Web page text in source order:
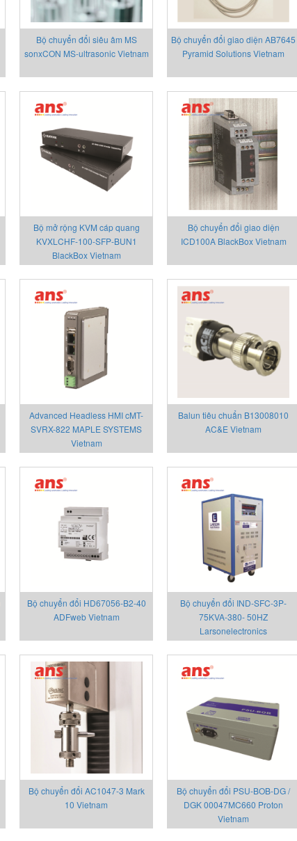
Bộ chuyển đổi siêu âm MS
sonxCON MS-ultrasonic Vietnam
Bộ chuyển đổi giao diện AB7645
Pyramid Solutions Vietnam
Bộ mở rộng KVM cáp quang
KVXLCHF-100-SFP-BUN1
BlackBox Vietnam
Bộ chuyển đổi giao diện
ICD100A BlackBox Vietnam
Advanced Headless HMI cMT-
SVRX-822 MAPLE SYSTEMS
Vietnam
Balun tiêu chuẩn B13008010
AC&E Vietnam
Bộ chuyển đổi HD67056-B2-40
ADFweb Vietnam
Bộ chuyển đổi IND-SFC-3P-
75KVA-380- 50HZ
Larsonelectronics
Bộ chuyển đổi AC1047-3 Mark
10 Vietnam
Bộ chuyển đổi PSU-BOB-DG /
DGK 00047MC660 Proton
Vietnam